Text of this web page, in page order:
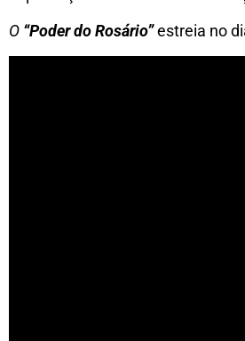
O “Poder do Rosário”estreia no